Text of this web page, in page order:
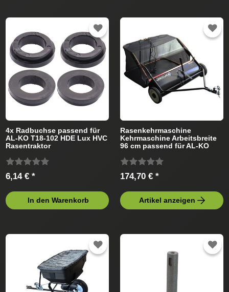
4x Radbuchse passend für
AL-KO T18-102 HDE Lux HVC
Rasentraktor
6,14 € *
In den Warenkorb
Rasenkehrmaschine
Kehrmaschine Arbeitsbreite
96 cm passend für AL-KO
174,70 € *
Artikel anzeigen